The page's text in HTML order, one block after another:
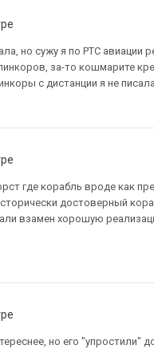
но сужу я по РТС авиации
за-то кошмарите
с дистанции я не
где корабль вроде как
достоверный
взамен хорошую
но его "упростили"